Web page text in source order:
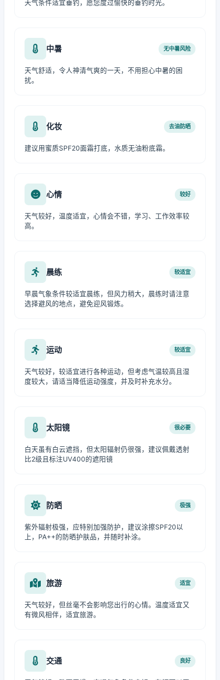
天气条件适宜垂钓，愿您度过愉快的垂钓时光。
中暑 无中暑风险
天气舒适，令人神清气爽的一天，不用担心中暑的困
扰。
化妆 去油防晒
建议用蜜质SPF20面霜打底，水质无油粉底霜。
心情 较好
天气较好，温度适宜，心情会不错，学习、工作效率较
高。
晨练 较适宜
早晨气象条件较适宜晨练，但风力稍大，晨练时请注意
选择避风的地点，避免迎风锻炼。
运动 较适宜
天气较好，较适宜进行各种运动，但考虑气温较高且湿
度较大，请适当降低运动强度，并及时补充水分。
太阳镜 很必要
白天虽有白云遮挡，但太阳辐射仍很强，建议佩戴透射
比2级且标注UV400的遮阳镜
防晒 极强
紫外辐射极强，应特别加强防护，建议涂擦SPF20以
上，PA++的防晒护肤品，并随时补涂。
旅游 适宜
天气较好，但丝毫不会影响您出行的心情。温度适宜又
有微风相伴，适宜旅游。
交通 良好